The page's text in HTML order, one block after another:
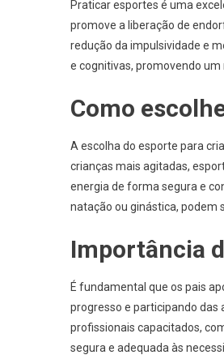
Praticar esportes é uma
promove a liberação de
redução da impulsividade e
e cognitivas, promovendo um
Como
A escolha do esporte para
crianças mais agitadas,
energia de forma segura e
natação ou ginástica, podem
Importância
É fundamental que os pais
progresso e participando das
profissionais capacitados,
segura e adequada às